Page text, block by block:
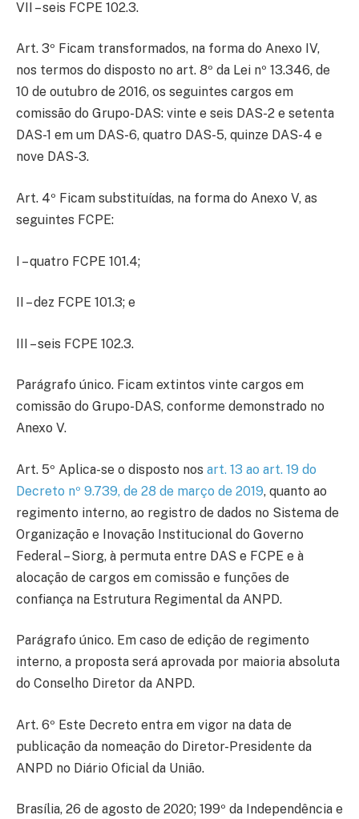
VII – seis FCPE 102.3.
Art. 3º Ficam transformados, na forma do Anexo IV,
nos termos do disposto no art. 8º da Lei nº 13.346, de
10 de outubro de 2016, os seguintes cargos em
comissão do Grupo-DAS: vinte e seis DAS-2 e setenta
DAS-1 em um DAS-6, quatro DAS-5, quinze DAS-4 e
nove DAS-3.
Art. 4º Ficam substituídas, na forma do Anexo V, as
seguintes FCPE:
I – quatro FCPE 101.4;
II – dez FCPE 101.3; e
III – seis FCPE 102.3.
Parágrafo único. Ficam extintos vinte cargos em
comissão do Grupo-DAS, conforme demonstrado no
Anexo V.
Art. 5º Aplica-se o disposto nos art. 13 ao art. 19 do
Decreto nº 9.739, de 28 de março de 2019, quanto ao
regimento interno, ao registro de dados no Sistema de
Organização e Inovação Institucional do Governo
Federal – Siorg, à permuta entre DAS e FCPE e à
alocação de cargos em comissão e funções de
confiança na Estrutura Regimental da ANPD.
Parágrafo único. Em caso de edição de regimento
interno, a proposta será aprovada por maioria absoluta
do Conselho Diretor da ANPD.
Art. 6º Este Decreto entra em vigor na data de
publicação da nomeação do Diretor-Presidente da
ANPD no Diário Oficial da União.
Brasília, 26 de agosto de 2020; 199º da Independência e